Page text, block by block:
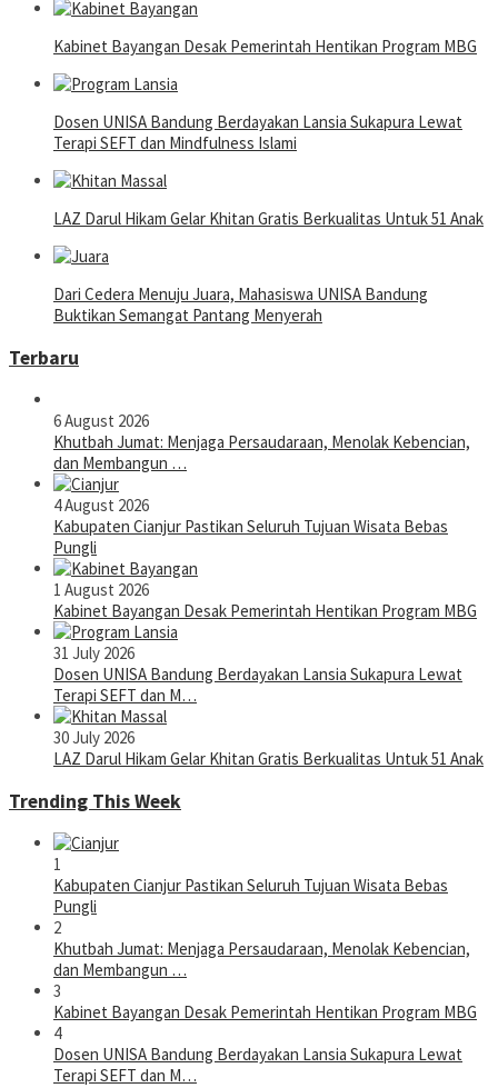
Kabinet Bayangan Desak Pemerintah Hentikan Program MBG
Dosen UNISA Bandung Berdayakan Lansia Sukapura Lewat
Terapi SEFT dan Mindfulness Islami
LAZ Darul Hikam Gelar Khitan Gratis Berkualitas Untuk 51 Anak
Dari Cedera Menuju Juara, Mahasiswa UNISA Bandung
Buktikan Semangat Pantang Menyerah
Terbaru
6 August 2026
Khutbah Jumat: Menjaga Persaudaraan, Menolak Kebencian,
dan Membangun …
4 August 2026
Kabupaten Cianjur Pastikan Seluruh Tujuan Wisata Bebas
Pungli
1 August 2026
Kabinet Bayangan Desak Pemerintah Hentikan Program MBG
31 July 2026
Dosen UNISA Bandung Berdayakan Lansia Sukapura Lewat
Terapi SEFT dan M…
30 July 2026
LAZ Darul Hikam Gelar Khitan Gratis Berkualitas Untuk 51 Anak
Trending This Week
1
Kabupaten Cianjur Pastikan Seluruh Tujuan Wisata Bebas
Pungli
2
Khutbah Jumat: Menjaga Persaudaraan, Menolak Kebencian,
dan Membangun …
3
Kabinet Bayangan Desak Pemerintah Hentikan Program MBG
4
Dosen UNISA Bandung Berdayakan Lansia Sukapura Lewat
Terapi SEFT dan M…